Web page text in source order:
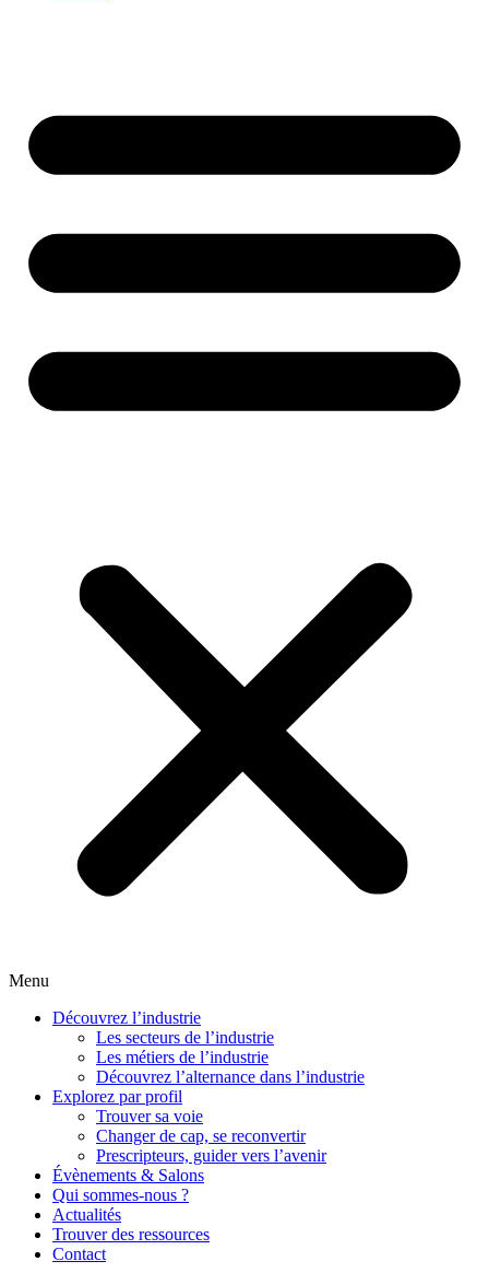
Menu
Découvrez l’industrie
Les secteurs de l’industrie
Les métiers de l’industrie
Découvrez l’alternance dans l’industrie
Explorez par profil
Trouver sa voie
Changer de cap, se reconvertir
Prescripteurs, guider vers l’avenir
Évènements & Salons
Qui sommes-nous ?
Actualités
Trouver des ressources
Contact